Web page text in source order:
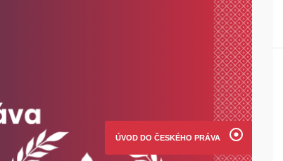
ÚVOD DO ČESKÉHO PRÁVA